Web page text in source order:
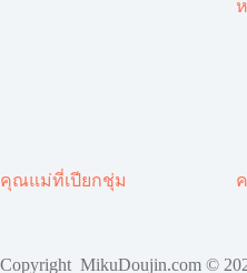
คุณแม่ที่เปียกชุ่ม
Copyright MikuDoujin.com ©